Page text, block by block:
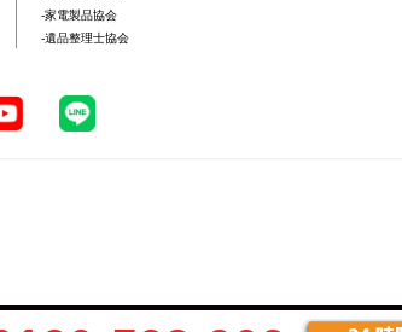
-家電製品協会
-遺品整理士協会